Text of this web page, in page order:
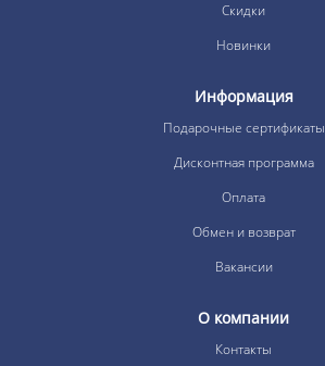
Скидки
Новинки
Информация
Подарочные сертификаты
Дисконтная программа
Оплата
Обмен и возврат
Вакансии
О компании
Контакты